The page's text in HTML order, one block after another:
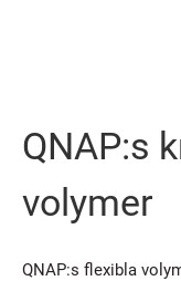
QNAP:s
volymer
QNAP:s flexibla